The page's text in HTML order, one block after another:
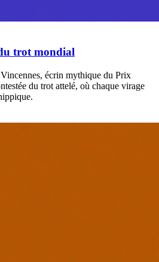
trot mondial
écrin mythique du Prix
du trot attelé, où chaque virage